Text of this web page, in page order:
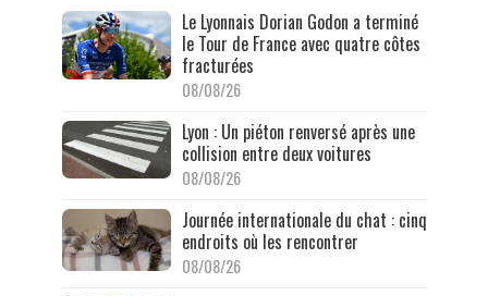
Le Lyonnais Dorian Godon a terminé
le Tour de France avec quatre côtes
fracturées
08/08/26
Lyon : Un piéton renversé après une
collision entre deux voitures
08/08/26
Journée internationale du chat : cinq
endroits où les rencontrer
08/08/26